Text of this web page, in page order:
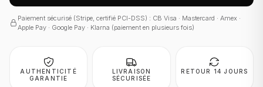
Paiement sécurisé (Stripe, certifié PCI-DSS) : CB Visa · Mastercard · Amex ·
Apple Pay · Google Pay · Klarna (paiement en plusieurs fois)
AUTHENTICITÉ
GARANTIE
LIVRAISON
SÉCURISÉE
RETOUR 14 JOURS